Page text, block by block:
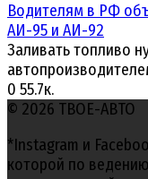
Водителям в РФ
АИ-95 и АИ-92
Заливать топливо
0 55.7к.
© 2026 ТВОЕ-АВТО
*Instagram и
которой по